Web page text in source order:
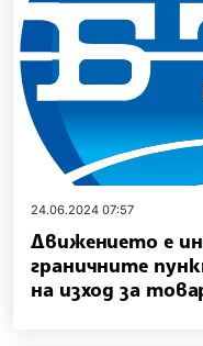
24.06.2024 07:57
Движението е
граничните
на изход за